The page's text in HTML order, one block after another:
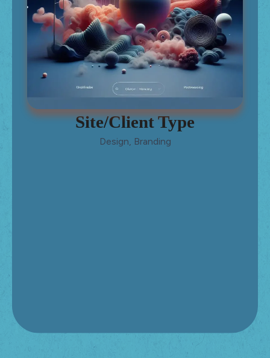
Site/Client Type
Design, Branding